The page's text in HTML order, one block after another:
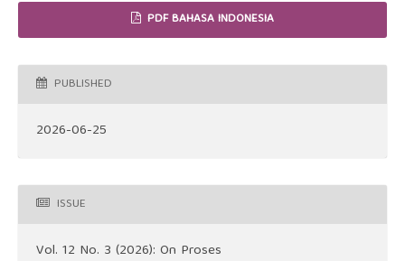
PDF BAHASA INDONESIA
PUBLISHED
2026-06-25
ISSUE
Vol. 12 No. 3 (2026): On Proses